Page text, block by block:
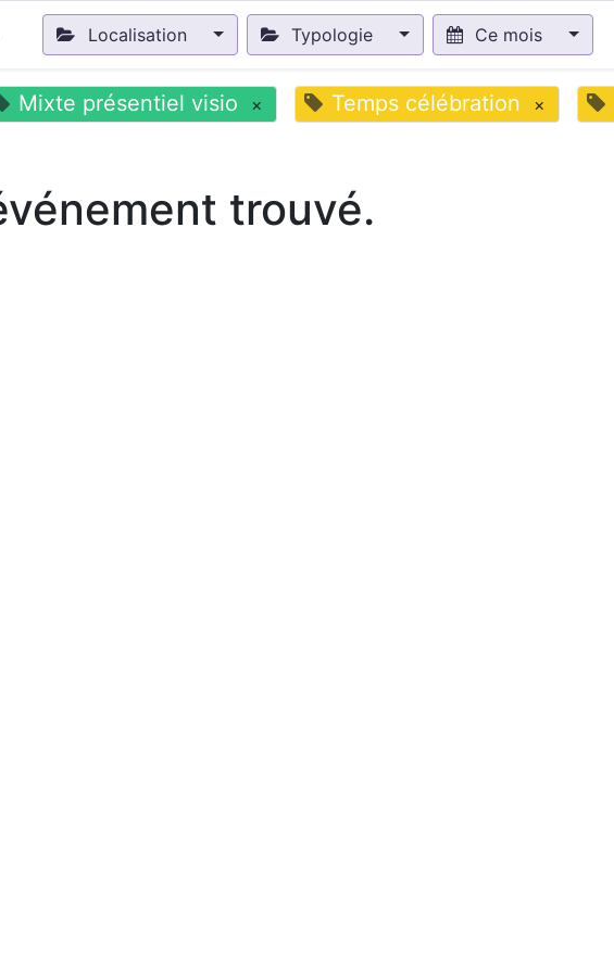
Localisation Typologie Ce mois
Mixte présentiel visio × Temps célébration ×
trouvé.